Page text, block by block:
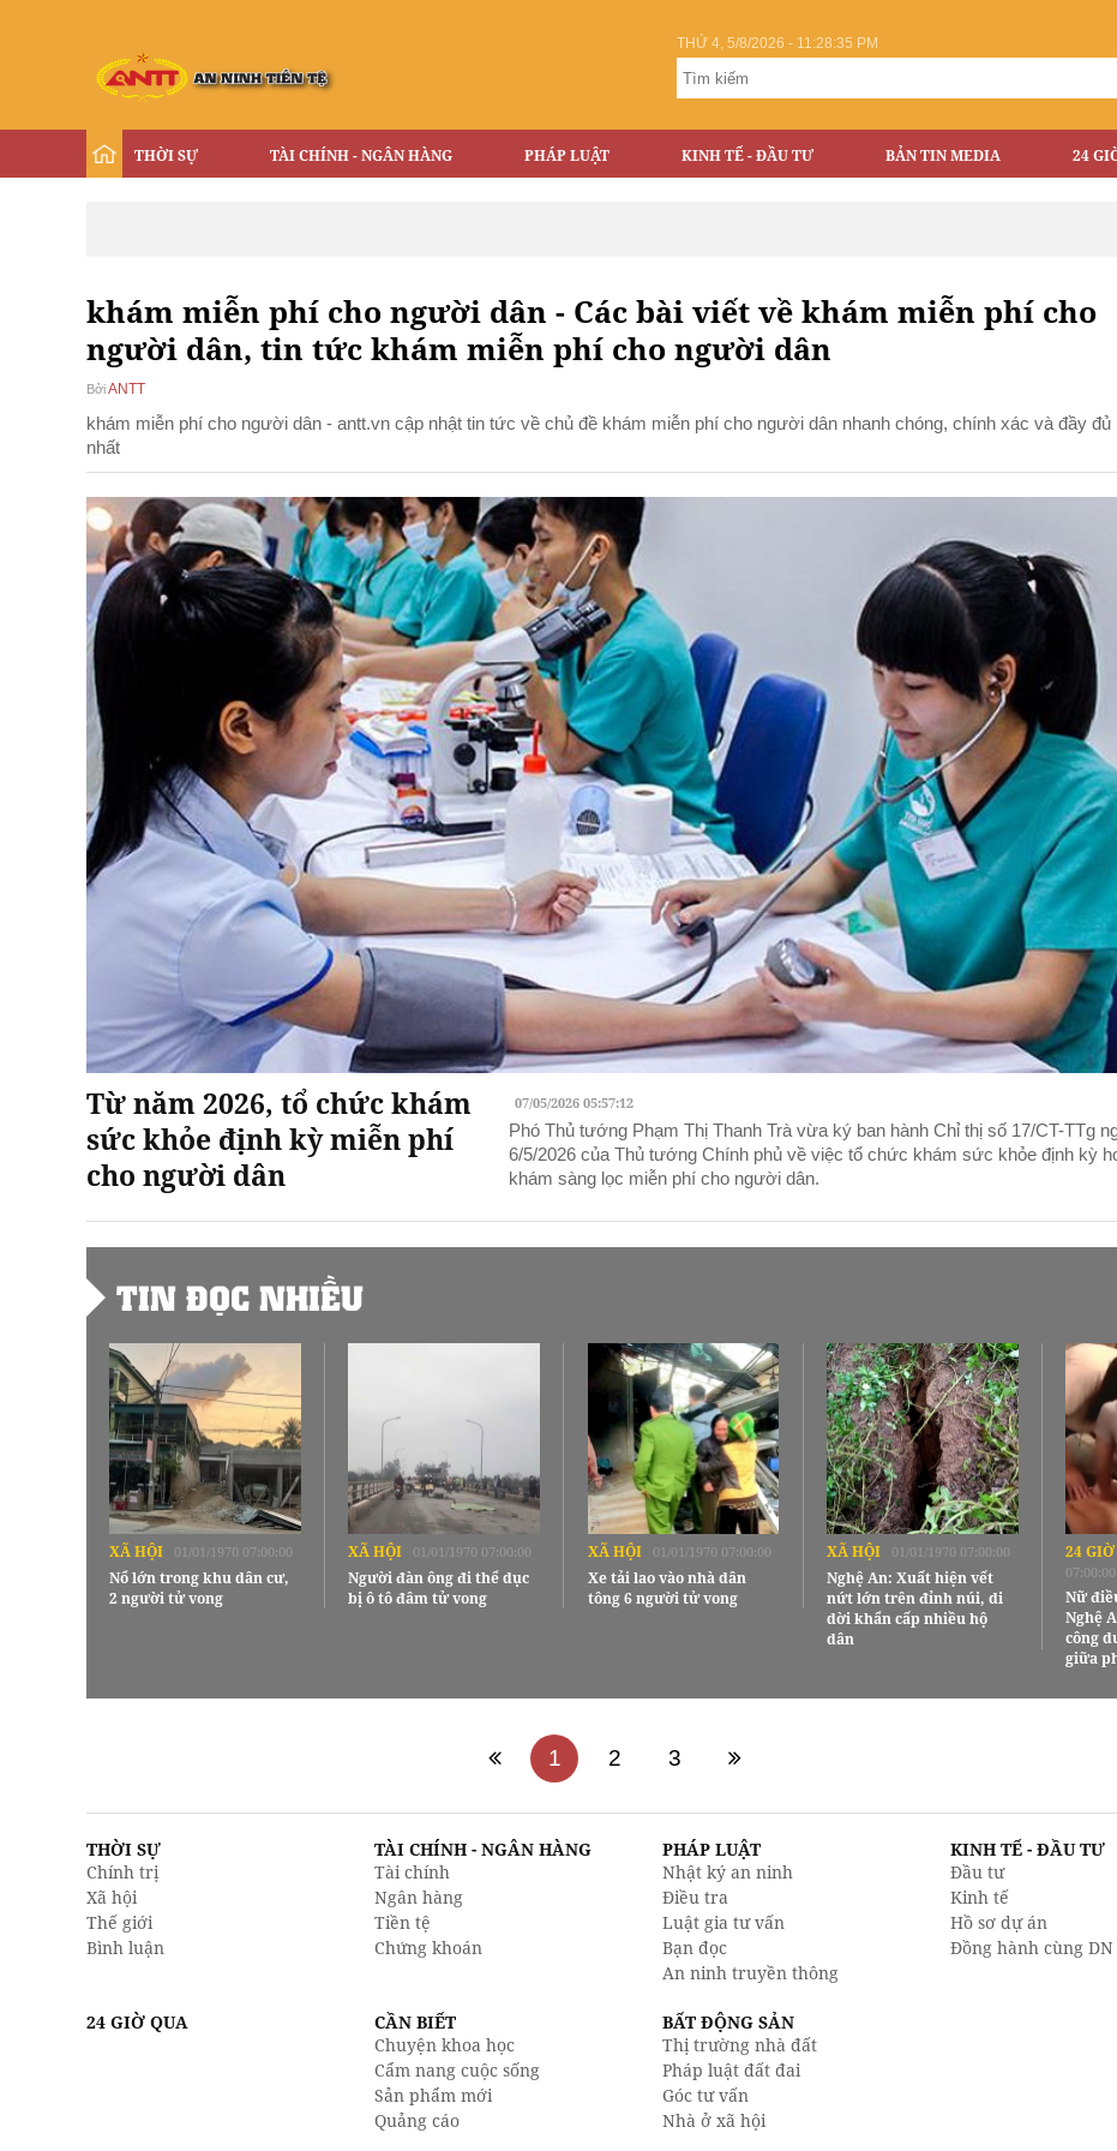
THỨ 4, 5/8/2026 - 11:28:36 PM
THỜI SỰ TÀI CHÍNH - NGÂN HÀNG PHÁP LUẬT KINH TẾ - ĐẦU TƯ BẢN TIN MEDIA 24
khám miễn phí cho người dân - Các bài viết về khám miễn phí cho
người dân, tin tức khám miễn phí cho người dân
BởiANTT
khám miễn phí cho người dân - antt.vn cập nhật tin tức về chủ đề khám miễn phí cho người dân nhanh chóng, chính xác và đầy đủ
nhất
Từ năm 2026, tổ chức khám
sức khỏe định kỳ miễn phí
cho người dân
07/05/2026 05:57:12
Phó Thủ tướng Phạm Thị Thanh Trà vừa ký ban hành Chỉ thị số 17/CT-TTg
6/5/2026 của Thủ tướng Chính phủ về việc tổ chức khám sức khỏe định kỳ
khám sàng lọc miễn phí cho người dân.
TIN ĐỌC NHIỀU
XÃ HỘI 01/01/1970 07:00:00
Nổ lớn trong khu dân cư,
2 người tử vong
XÃ HỘI 01/01/1970 07:00:00
Người đàn ông đi thể dục
bị ô tô đâm tử vong
XÃ HỘI 01/01/1970 07:00:00
Xe tải lao vào nhà dân
tông 6 người tử vong
XÃ HỘI 01/01/1970 07:00:00
Nghệ An: Xuất hiện vết
nứt lớn trên đỉnh núi, di
dời khẩn cấp nhiều hộ
dân
24
07:00:00
Nữ
Nghệ
công
giữa
1 2 3
THỜI SỰ
Chính trị
Xã hội
Thế giới
Bình luận
TÀI CHÍNH - NGÂN HÀNG
Tài chính
Ngân hàng
Tiền tệ
Chứng khoán
PHÁP LUẬT
Nhật ký an ninh
Điều tra
Luật gia tư vấn
Bạn đọc
An ninh truyền thông
KINH TẾ - ĐẦU TƯ
Đầu tư
Kinh tế
Hồ sơ dự án
Đồng hành cùng DN
24 GIỜ QUA
CẦN BIẾT
Chuyện khoa học
Cẩm nang cuộc sống
Sản phẩm mới
Quảng cáo
BẤT ĐỘNG SẢN
Thị trường nhà đất
Pháp luật đất đai
Góc tư vấn
Nhà ở xã hội